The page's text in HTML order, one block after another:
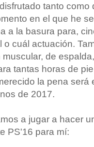
tanto
en el que he
a la basura para,
o cuál actuación.
de
tantas horas de
la pena
de 2017.
a jugar a hacer
PS'16 para mí: